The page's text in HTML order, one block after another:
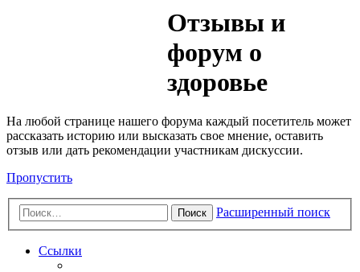
Отзывы и
форум о
здоровье
На любой странице нашего форума каждый посетитель может
рассказать историю или высказать свое мнение, оставить
отзыв или дать рекомендации участникам дискуссии.
Пропустить
Поиск Расширенный поиск
Ссылки